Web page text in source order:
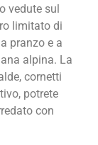
vedute sul
limitato di
pranzo e a
alpina. La
cornetti
potrete
con